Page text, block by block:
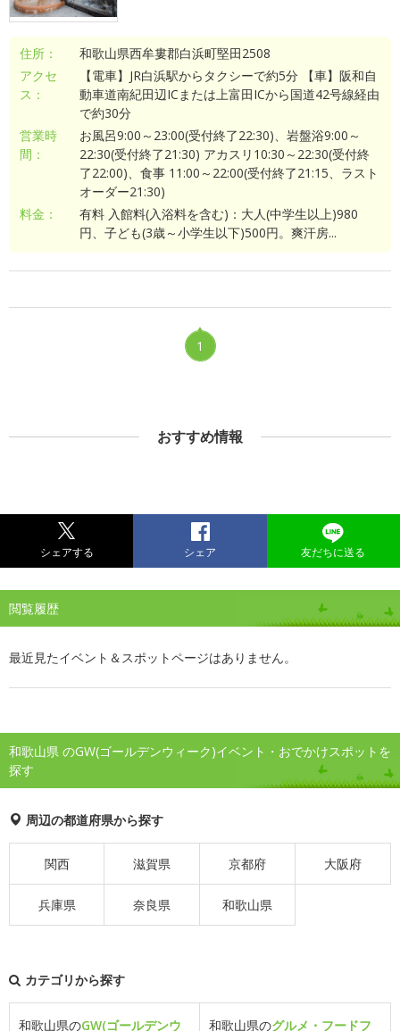
住所：
和歌山県西牟婁郡白浜町堅田2508
アクセ
ス：
【電車】JR白浜駅からタクシーで約5分 【車】阪和自
動車道南紀田辺ICまたは上富田ICから国道42号線経由
で約30分
営業時
間：
お風呂9:00～23:00(受付終了22:30)、岩盤浴9:00～
22:30(受付終了21:30) アカスリ10:30～22:30(受付終
了22:00)、食事 11:00～22:00(受付終了21:15、ラスト
オーダー21:30)
料金：
有料 入館料(入浴料を含む)：大人(中学生以上)980
円、子ども(3歳～小学生以下)500円。爽汗房...
1
おすすめ情報
シェアする シェア 友だちに送る
閲覧履歴
最近見たイベント＆スポットページはありません。
和歌山県 のGW(ゴールデンウィーク)イベント・おでかけスポットを
探す
周辺の都道府県から探す
関西 滋賀県 京都府 大阪府
兵庫県 奈良県 和歌山県
カテゴリから探す
和歌山県のGW(ゴールデンウ
和歌山県のグルメ・フードフ